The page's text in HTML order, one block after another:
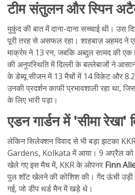
टीम संतुलन और स्पिन
मुकुंद की बात में दाना-दाना सच्चाई थी।
पूरी तरह से असफल रहा। शाहबाज़ अहमद ने
मार्क्रम ने 13 रन, जबकि अब्दुल सामद की एक
की अनुपस्थिति में दिल्ली के बल्लेबाजों ने
के डेब्यू सीजन में 13 मैचों में 14 विकेट और
उनकी प्रदर्शन काफी प्रभावशाली रहा था,
के लिए भारी पड़ा।
एडन गार्डन में 'सीमा रेखा'
लेकिन सिलेक्शन विवाद से भी बड़ा झटका
Gardens, Kolkata में आया। 9 अप्रैल को
खेले गए इस मैच में, KKR के ओपनर Finn
पुल शॉट खेलने की कोशिश की। गेंद ऊंची उड़ी
गई, जो डीप थर्ड मैन में खड़े थे।